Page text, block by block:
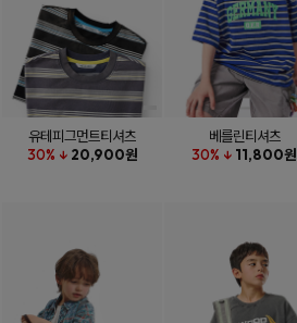
유테피그먼트티셔츠
30% ↓ 20,900원
베를린티셔츠
30% ↓ 11,800원